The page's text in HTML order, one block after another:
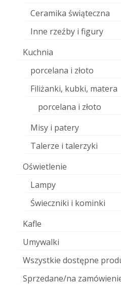
Ceramika świąteczna
Inne rzeźby i figury
Kuchnia
porcelana i złoto
Filiżanki, kubki, matera
porcelana i złoto
Misy i patery
Talerze i talerzyki
Oświetlenie
Lampy
Świeczniki i kominki
Kafle
Umywalki
Wszystkie dostępne
Sprzedane/na